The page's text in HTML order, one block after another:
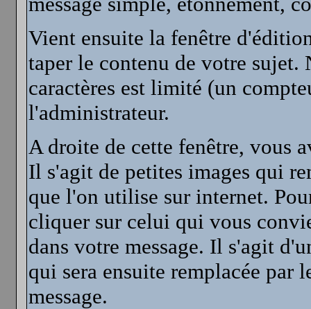
Vient ensuite la fenêtre
taper le contenu de votre sujet.
caractères est limité (un
l'administrateur.
A droite de cette fenêtre, vous
Il s'agit de petites images qui
que l'on utilise sur internet.
cliquer sur celui qui vous
dans votre message. Il s'agit
qui sera ensuite remplacée
message.